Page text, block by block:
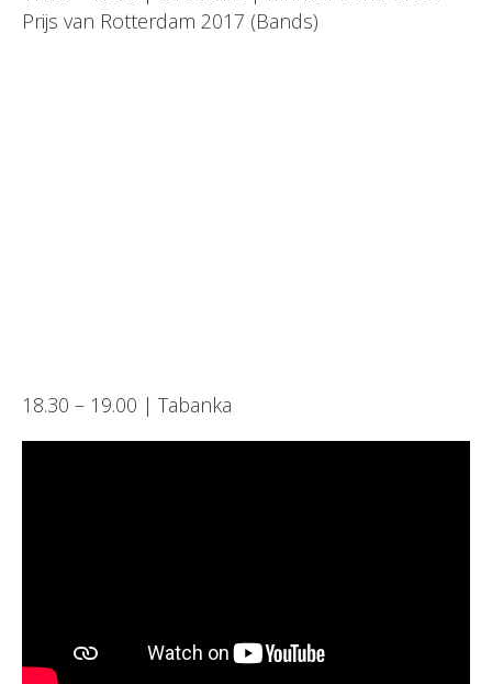
Prijs van Rotterdam 2017 (Bands)
18.30 – 19.00 | Tabanka